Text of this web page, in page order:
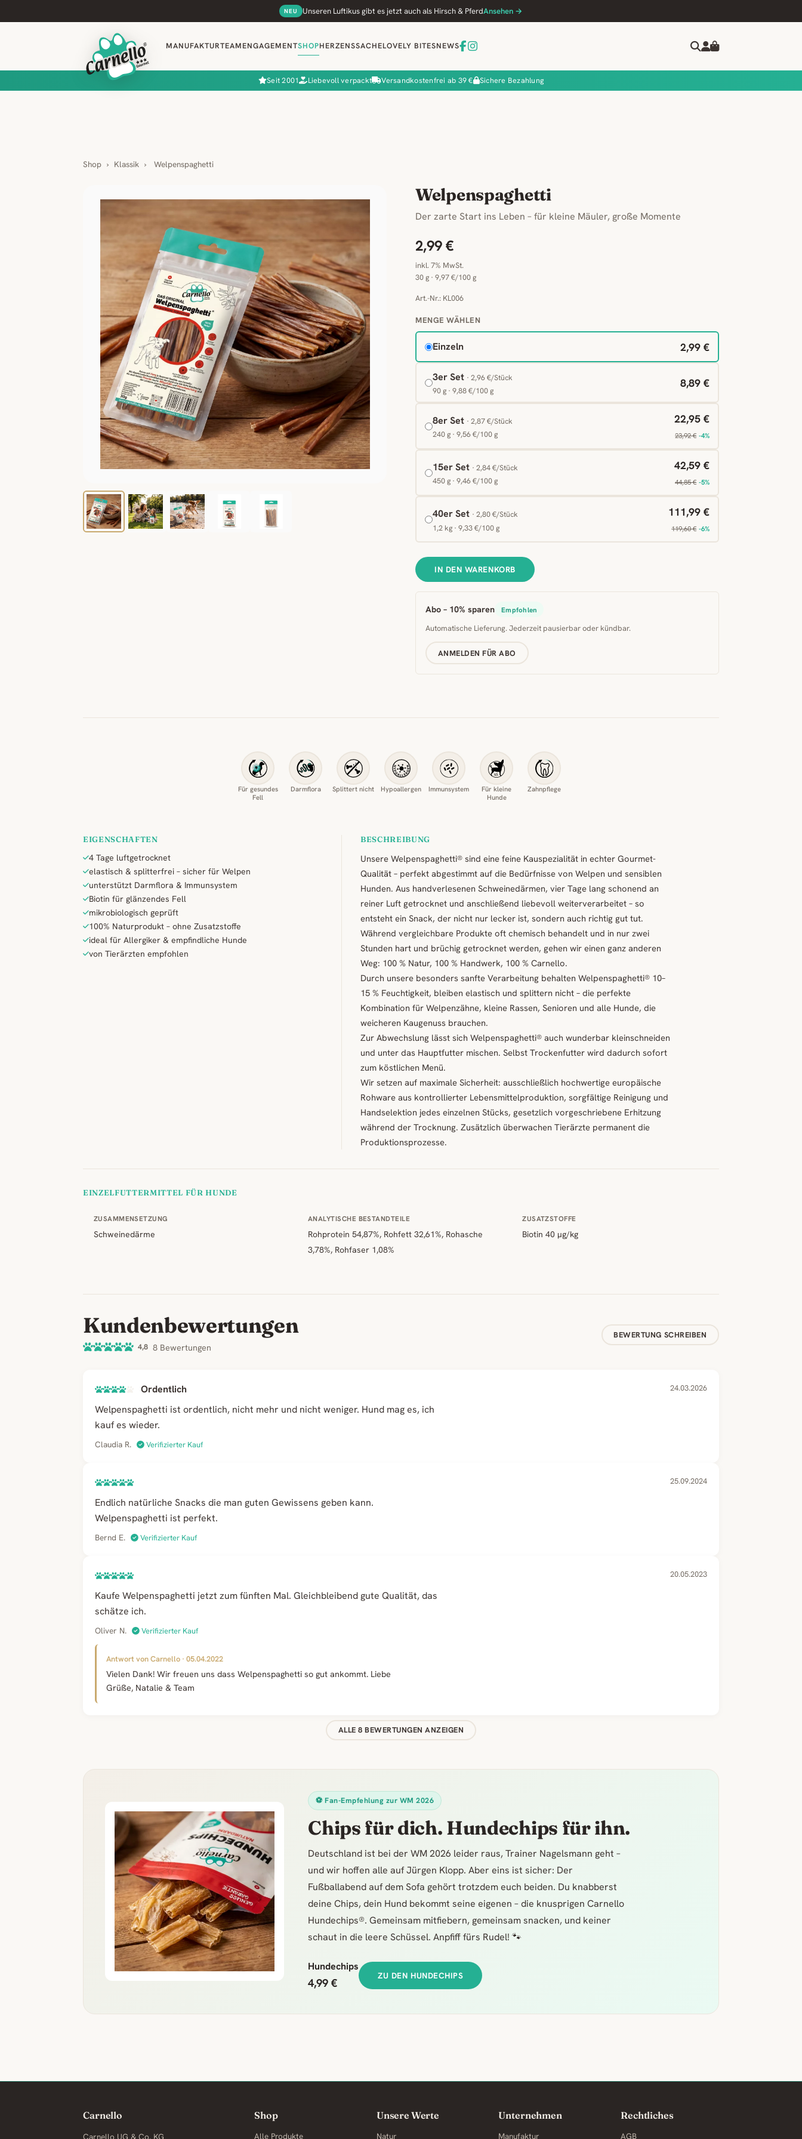
NEU Unseren Luftikus gibt es jetzt auch als Hirsch & PferdAnsehen →
MANUFAKTURTEAMENGAGEMENTSHOPHERZENSSACHELOVELY BITESNEWS
Seit 2001 Liebevoll verpackt Versandkostenfrei ab 39 € Sichere Bezahlung
Shop › Klassik › Welpenspaghetti
Welpenspaghetti
Der zarte Start ins Leben – für kleine Mäuler, große Momente
2,99 €
inkl. 7% MwSt.
30 g · 9,97 €/100 g
Art.-Nr.: KL006
MENGE WÄHLEN
Einzeln 2,99 €
3er Set · 2,96 €/Stück
90 g · 9,88 €/100 g
8,89 €
8er Set · 2,87 €/Stück
240 g · 9,56 €/100 g
22,95 €
23,92 € -4%
15er Set · 2,84 €/Stück
450 g · 9,46 €/100 g
42,59 €
44,85 € -5%
40er Set · 2,80 €/Stück
1,2 kg · 9,33 €/100 g
111,99 €
119,60 € -6%
IN DEN WARENKORB
Abo – 10% sparen Empfohlen
Automatische Lieferung. Jederzeit pausierbar oder kündbar.
ANMELDEN FÜR ABO
Für gesundes
Fell
Darmflora Splittert nicht Hypoallergen Immunsystem
Für kleine
Hunde
Zahnpflege
EIGENSCHAFTEN
4 Tage luftgetrocknet
elastisch & splitterfrei – sicher für Welpen
unterstützt Darmflora & Immunsystem
Biotin für glänzendes Fell
mikrobiologisch geprüft
100% Naturprodukt – ohne Zusatzstoffe
ideal für Allergiker & empfindliche Hunde
von Tierärzten empfohlen
BESCHREIBUNG
Unsere Welpenspaghetti® sind eine feine Kauspezialität in echter Gourmet-
Qualität – perfekt abgestimmt auf die Bedürfnisse von Welpen und sensiblen
Hunden. Aus handverlesenen Schweinedärmen, vier Tage lang schonend an
reiner Luft getrocknet und anschließend liebevoll weiterverarbeitet – so
entsteht ein Snack, der nicht nur lecker ist, sondern auch richtig gut tut.
Während vergleichbare Produkte oft chemisch behandelt und in nur zwei
Stunden hart und brüchig getrocknet werden, gehen wir einen ganz anderen
Weg: 100 % Natur, 100 % Handwerk, 100 % Carnello.
Durch unsere besonders sanfte Verarbeitung behalten Welpenspaghetti® 10–
15 % Feuchtigkeit, bleiben elastisch und splittern nicht – die perfekte
Kombination für Welpenzähne, kleine Rassen, Senioren und alle Hunde, die
weicheren Kaugenuss brauchen.
Zur Abwechslung lässt sich Welpenspaghetti® auch wunderbar kleinschneiden
und unter das Hauptfutter mischen. Selbst Trockenfutter wird dadurch sofort
zum köstlichen Menü.
Wir setzen auf maximale Sicherheit: ausschließlich hochwertige europäische
Rohware aus kontrollierter Lebensmittelproduktion, sorgfältige Reinigung und
Handselektion jedes einzelnen Stücks, gesetzlich vorgeschriebene Erhitzung
während der Trocknung. Zusätzlich überwachen Tierärzte permanent die
Produktionsprozesse.
EINZELFUTTERMITTEL FÜR HUNDE
ZUSAMMENSETZUNG
Schweinedärme
ANALYTISCHE BESTANDTEILE
Rohprotein 54,87%, Rohfett 32,61%, Rohasche
3,78%, Rohfaser 1,08%
ZUSATZSTOFFE
Biotin 40 µg/kg
Kundenbewertungen
4,8 8 Bewertungen
BEWERTUNG SCHREIBEN
Ordentlich 24.03.2026
Welpenspaghetti ist ordentlich, nicht mehr und nicht weniger. Hund mag es, ich
kauf es wieder.
Claudia R. Verifizierter Kauf
25.09.2024
Endlich natürliche Snacks die man guten Gewissens geben kann.
Welpenspaghetti ist perfekt.
Bernd E. Verifizierter Kauf
20.05.2023
Kaufe Welpenspaghetti jetzt zum fünften Mal. Gleichbleibend gute Qualität, das
schätze ich.
Oliver N. Verifizierter Kauf
Antwort von Carnello · 05.04.2022
Vielen Dank! Wir freuen uns dass Welpenspaghetti so gut ankommt. Liebe
Grüße, Natalie & Team
ALLE 8 BEWERTUNGEN ANZEIGEN
⚽ Fan-Empfehlung zur WM 2026
Chips für dich. Hundechips für ihn.
Deutschland ist bei der WM 2026 leider raus, Trainer Nagelsmann geht –
und wir hoffen alle auf Jürgen Klopp. Aber eins ist sicher: Der
Fußballabend auf dem Sofa gehört trotzdem euch beiden. Du knabberst
deine Chips, dein Hund bekommt seine eigenen – die knusprigen Carnello
Hundechips®. Gemeinsam mitfiebern, gemeinsam snacken, und keiner
schaut in die leere Schüssel. Anpfiff fürs Rudel! 🐾
Hundechips
4,99 €
ZU DEN HUNDECHIPS
Carnello
Carnello UG & Co. KG
Shop
Alle Produkte
Unsere Werte
Natur
Unternehmen
Manufaktur
Rechtliches
AGB